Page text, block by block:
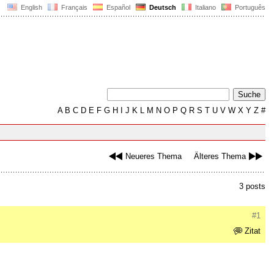
English Français Español Deutsch Italiano Português
AB C D E F G H J K L M N O P Q R S T U V W X Y Z #
Neueres Thema Älteres Thema
3 posts
#1
Zitat